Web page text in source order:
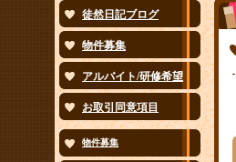
徒然日記ブログ
物件募集
アルバイト/研修希望
お取引同意項目
物件募集